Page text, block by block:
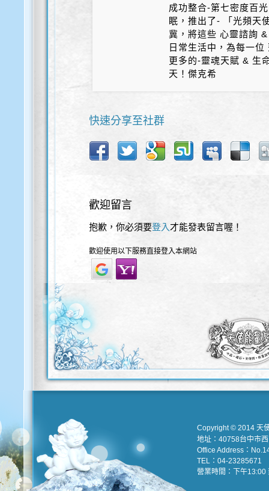
成功整合-第七密度百
眠，推出了- 「光頻天
冀，將這些 心靈諮詢
日常生活中，為每一
更多的-靈魂天賦 & 生
天！傑克希
快速分享至社群
歡迎留言
抱歉，你必須要登入 才能發表留言喔！
歡迎使用以下服務直接登入本網站
Copyright © 2014 天
地址：40758台中市
Office Address：
TEL：04-23285671
營業時間：下午13:00